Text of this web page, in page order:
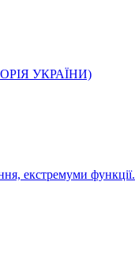
УКРАЇНИ)
екстремуми функції.